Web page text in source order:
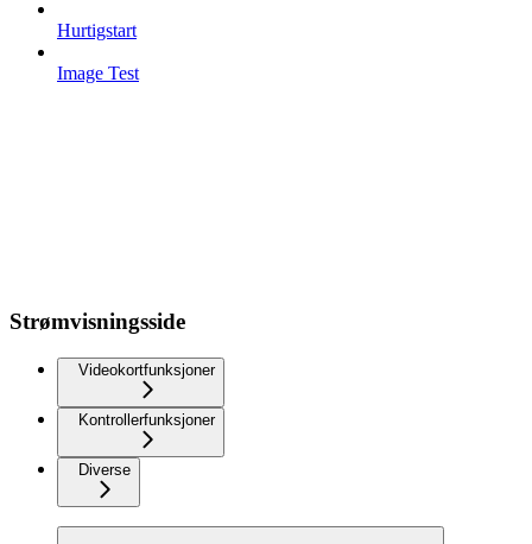
Hurtigstart
Image Test
Strømvisningsside
Videokortfunksjoner
Kontrollerfunksjoner
Diverse